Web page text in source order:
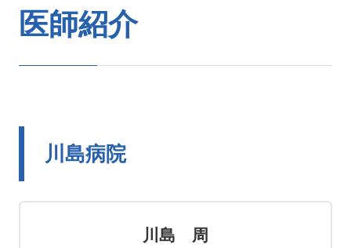
医師紹介
川島病院
川島 周